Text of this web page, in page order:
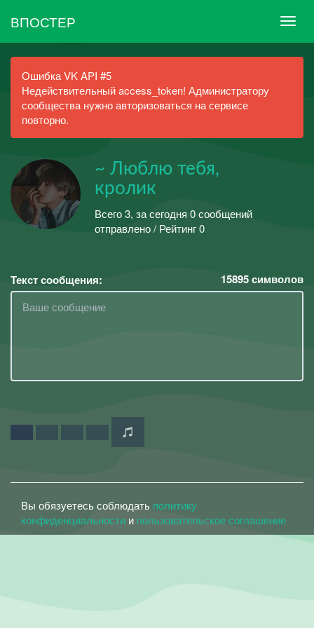
ВПОСТЕР
Ошибка VK API #5
Недействительный access_token! Администратору
сообщества нужно авторизоваться на сервисе
повторно.
~ Люблю тебя,
кролик
Всего 3, за сегодня 0 сообщений
отправлено / Рейтинг 0
Текст сообщения: 15895символов
Вы обязуетесь соблюдать политику
конфиденциальности и пользовательское соглашение